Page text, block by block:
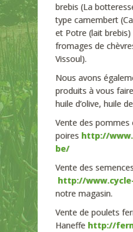
brebis (La
type camembert
et Potre (lait
fromages de
Vissoul).
Nous avons
produits à vous
huile d’olive, huile
Vente des pommes
poires http://
be/
Vente des
http://
notre magasin.
Vente de poulets
Haneffe http://